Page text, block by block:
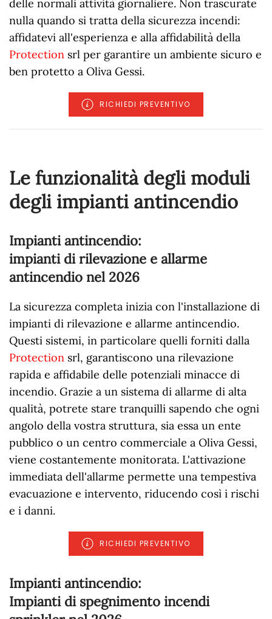
delle normali attività giornaliere. Non trascurate
nulla quando si tratta della sicurezza incendi:
affidatevi all'esperienza e alla affidabilità della
Protection srl per garantire un ambiente sicuro e
ben protetto a Oliva Gessi.
RICHIEDI PREVENTIVO
Le funzionalità degli moduli
degli impianti antincendio
Impianti antincendio:
impianti di rilevazione e allarme
antincendio nel 2026
La sicurezza completa inizia con l'installazione di
impianti di rilevazione e allarme antincendio.
Questi sistemi, in particolare quelli forniti dalla
Protection srl, garantiscono una rilevazione
rapida e affidabile delle potenziali minacce di
incendio. Grazie a un sistema di allarme di alta
qualità, potrete stare tranquilli sapendo che ogni
angolo della vostra struttura, sia essa un ente
pubblico o un centro commerciale a Oliva Gessi,
viene costantemente monitorata. L'attivazione
immediata dell'allarme permette una tempestiva
evacuazione e intervento, riducendo così i rischi
e i danni.
RICHIEDI PREVENTIVO
Impianti antincendio:
Impianti di spegnimento incendi